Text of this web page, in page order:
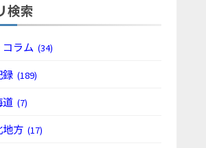
検索
ラム (34)
録 (189)
道 (7)
方 (17)